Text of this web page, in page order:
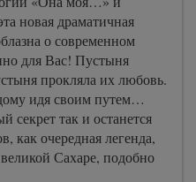
новая драматичная
о современном
для Вас! Пустыня
прокляла их любовь.
идя своим путем…
так и останется
как очередная легенда,
Сахаре, подобно